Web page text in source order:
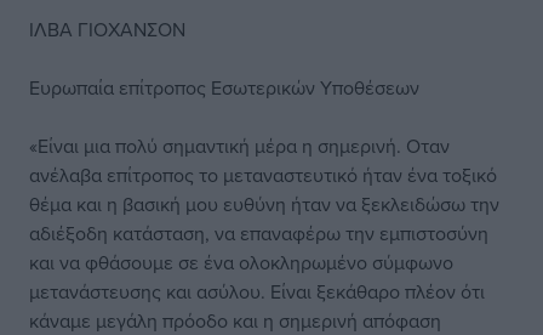
ΙΛΒΑ ΓΙΟΧΑΝΣΟΝ
Ευρωπαία επίτροπος Εσωτερικών Υποθέσεων
«Είναι μια πολύ σημαντική μέρα η σημερινή. Οταν
ανέλαβα επίτροπος το μεταναστευτικό ήταν ένα τοξικό
θέμα και η βασική μου ευθύνη ήταν να ξεκλειδώσω την
αδιέξοδη κατάσταση, να επαναφέρω την εμπιστοσύνη
και να φθάσουμε σε ένα ολοκληρωμένο σύμφωνο
μετανάστευσης και ασύλου. Είναι ξεκάθαρο πλέον ότι
κάναμε μεγάλη πρόοδο και η σημερινή απόφαση